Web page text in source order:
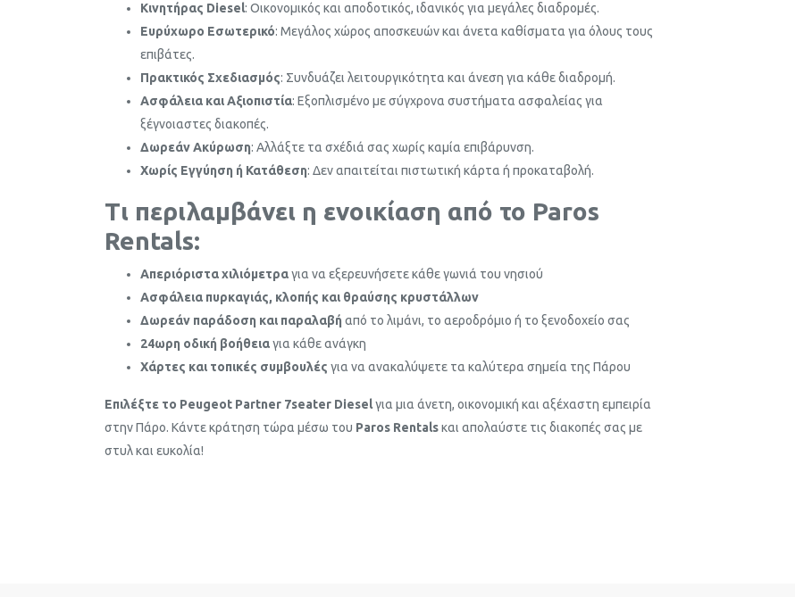
Κινητήρας Diesel: Οικονομικός και αποδοτικός, ιδανικός για μεγάλες διαδρομές.
Ευρύχωρο Εσωτερικό: Μεγάλος χώρος αποσκευών και άνετα καθίσματα για όλους τους
επιβάτες.
Πρακτικός Σχεδιασμός: Συνδυάζει λειτουργικότητα και άνεση για κάθε διαδρομή.
Ασφάλεια και Αξιοπιστία: Εξοπλισμένο με σύγχρονα συστήματα ασφαλείας για
ξέγνοιαστες διακοπές.
Δωρεάν Ακύρωση: Αλλάξτε τα σχέδιά σας χωρίς καμία επιβάρυνση.
Χωρίς Εγγύηση ή Κατάθεση: Δεν απαιτείται πιστωτική κάρτα ή προκαταβολή.
Τι περιλαμβάνει η ενοικίαση από το Paros
Rentals:
Απεριόριστα χιλιόμετραγια να εξερευνήσετε κάθε γωνιά του νησιού
Ασφάλεια πυρκαγιάς, κλοπής και θραύσης κρυστάλλων
Δωρεάν παράδοση και παραλαβή από το λιμάνι, το αεροδρόμιο ή το ξενοδοχείο σας
24ωρη οδική βοήθειαγια κάθε ανάγκη
Χάρτες και τοπικές συμβουλές για να ανακαλύψετε τα καλύτερα σημεία της Πάρου
Επιλέξτε το Peugeot Partner 7seater Dieselγια μια άνετη, οικονομική και αξέχαστη εμπειρία
στην Πάρο. Κάντε κράτηση τώρα μέσω του Paros Rentalsκαι απολαύστε τις διακοπές σας με
στυλ και ευκολία!